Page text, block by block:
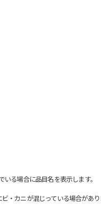
る場合に品目名を表示します。
カニが混じっている場合があ